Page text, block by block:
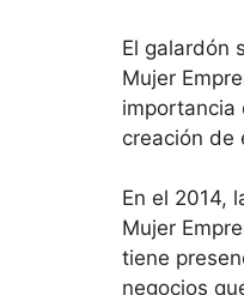
El galardón
Mujer
importancia
creación de
En el 2014,
Mujer
tiene
negocios